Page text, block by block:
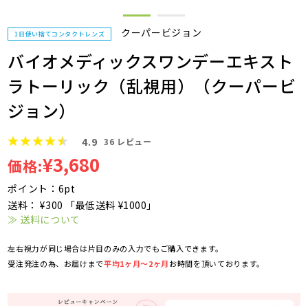
1日使い捨てコンタクトレンズ クーパービジョン
バイオメディックスワンデーエキスト
ラトーリック（乱視用）（クーパービ
ジョン）
4.9 36 レビュー
価格:¥3,680
ポイント：6pt
送料： ¥300 「最低送料 ¥1000」
≫ 送料について
左右視力が同じ場合は片目のみの入力でもご購入できます。
受注発注の為、お届けまで平均1ヶ月～2ヶ月お時間を頂いております。